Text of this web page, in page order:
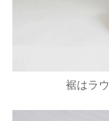
裾はラ